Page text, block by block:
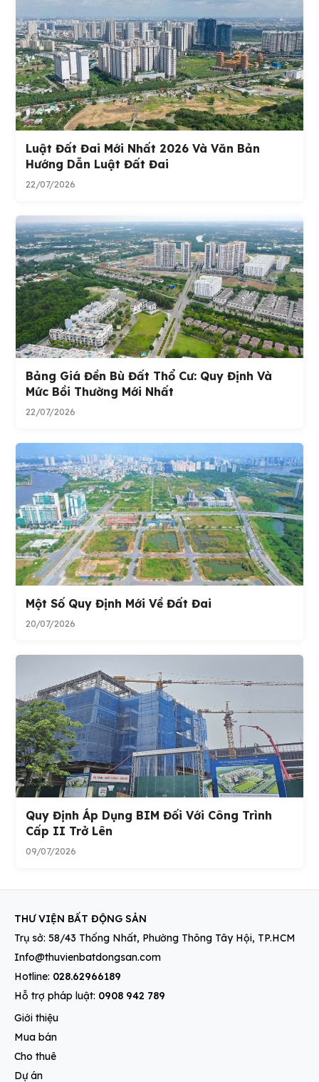
Luật Đất Đai Mới Nhất 2026 Và Văn Bản
Hướng Dẫn Luật Đất Đai
22/07/2026
Bảng Giá Đền Bù Đất Thổ Cư: Quy Định Và
Mức Bồi Thường Mới Nhất
22/07/2026
Một Số Quy Định Mới Về Đất Đai
20/07/2026
Quy Định Áp Dụng BIM Đối Với Công Trình
Cấp II Trở Lên
09/07/2026
THƯ VIỆN BẤT ĐỘNG SẢN
Trụ sở: 58/43 Thống Nhất, Phường Thông Tây Hội, TP.HCM
Info@thuvienbatdongsan.com
Hotline: 028.62966189
Hỗ trợ pháp luật: 0908 942 789
Giới thiệu
Mua bán
Cho thuê
Dự án